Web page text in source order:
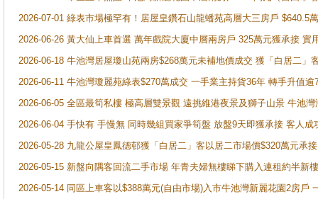
2026-07-01 綠表市場極罕有！居屋皇鑽石山龍蟠苑高層大三房戶
2026-06-26 黃大仙上車首選 萬年戲院大廈中層兩房戶 325萬元獲承接 實
2026-06-18 牛池灣居屋瓊山苑兩房$268萬元未補地價成交 獲「白居二」
2026-06-11 牛池灣瓊麗苑綠表$270萬成交 一手業主持貨36年 轉手升值逾
2026-06-05 全區最筍私樓 極高層雙景觀 遠挑維港夜景及獅子山景 牛池
2026-06-04 手快有 手慢無 同時幾組買家爭筍盤 放盤9天即獲承接 客人
2026-05-28 九龍公屋皇鳳德邨獲「白居二」客以居二市場價$320萬元承接
2026-05-15 新盤向隅客回流二手市場 年青夫婦無樓睇下購入連租約半新
2026-05-14 同區上車客以$388萬元(自由市場)入市牛池灣新麗花園2房戶